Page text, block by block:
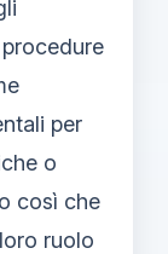
per
o
così che
ruolo